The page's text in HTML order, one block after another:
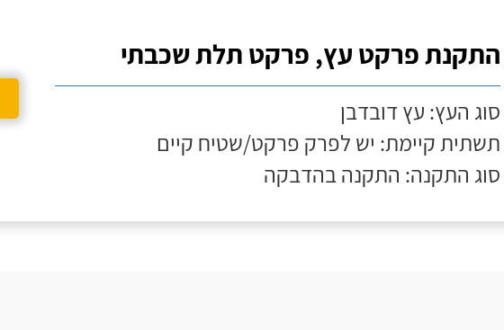
התקנת פרקט עץ, פרקט תלת שכבתי
סוג העץ: עץ דובדבן
תשתית קיימת: יש לפרק פרקט/שטיח קיים
סוג התקנה: התקנה בהדבקה